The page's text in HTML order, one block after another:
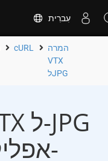
עִברִית
cURL
המרה
VTX
לJPG